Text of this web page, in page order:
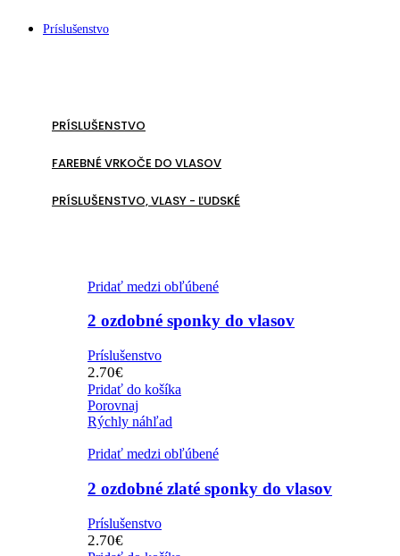
Príslušenstvo
PRÍSLUŠENSTVO
FAREBNÉ VRKOČE DO VLASOV
PRÍSLUŠENSTVO, VLASY - ĽUDSKÉ
Pridať medzi obľúbené
2 ozdobné sponky do vlasov
Príslušenstvo
2.70€
Pridať do košíka
Porovnaj
Rýchly náhľad
Pridať medzi obľúbené
2 ozdobné zlaté sponky do vlasov
Príslušenstvo
2.70€